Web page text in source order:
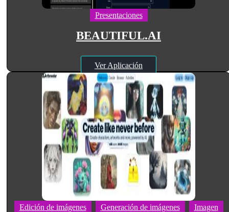
Presentaciones
BEAUTIFUL.AI
Ver Aplicación
Edición de imágenes Generación de imágenes Imagen